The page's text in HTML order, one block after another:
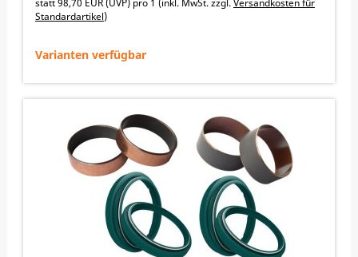
50-55 kg -> 50 N/mm
55-60 kg -> 55 N/mm
↓ nach unten scrollen zu den Angeboten
statt98,70 EUR(UVP) pro 1 (inkl. MwSt. zzgl.Versandkosten für
Standardartikel)
Varianten verfügbar